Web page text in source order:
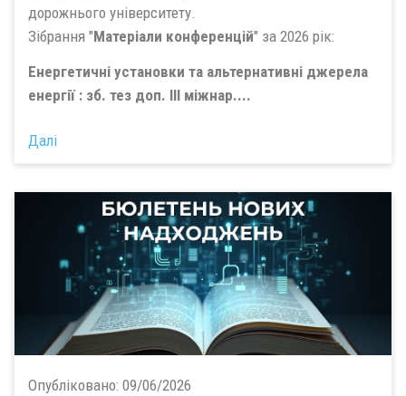
дорожнього університету.
Зібрання "Матеріали конференцій" за 2026 рік:
Енергетичні установки та альтернативні джерела
енергії : зб. тез доп. III міжнар....
Далі
Опубліковано: 09/06/2026